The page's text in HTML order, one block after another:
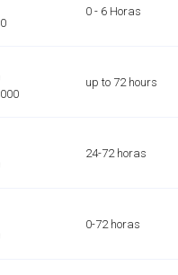
10000
0 - 6 Horas
1000000
up to 72 hours
24-72 horas
0-72 horas